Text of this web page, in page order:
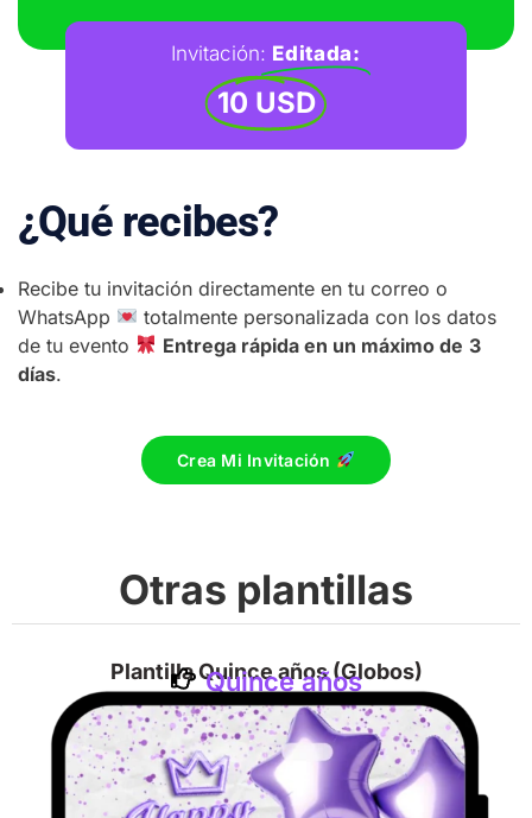
Invitación: Editada:
10 USD
¿Qué recibes?
Recibe tu invitación directamente en tu correo o
WhatsApp
totalmente personalizada con los datos
de tu evento
Entrega rápida en un máximo de 3
días.
Crea Mi Invitación
Otras plantillas
Plantilla Quince años (Globos)
Quince años